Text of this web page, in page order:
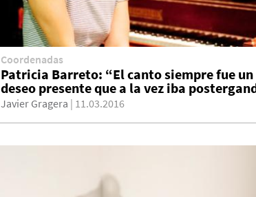
Coordenadas
Patricia Barreto: “El canto siempre fue un
deseo presente que a la vez iba
Javier Gragera | 11.03.2016